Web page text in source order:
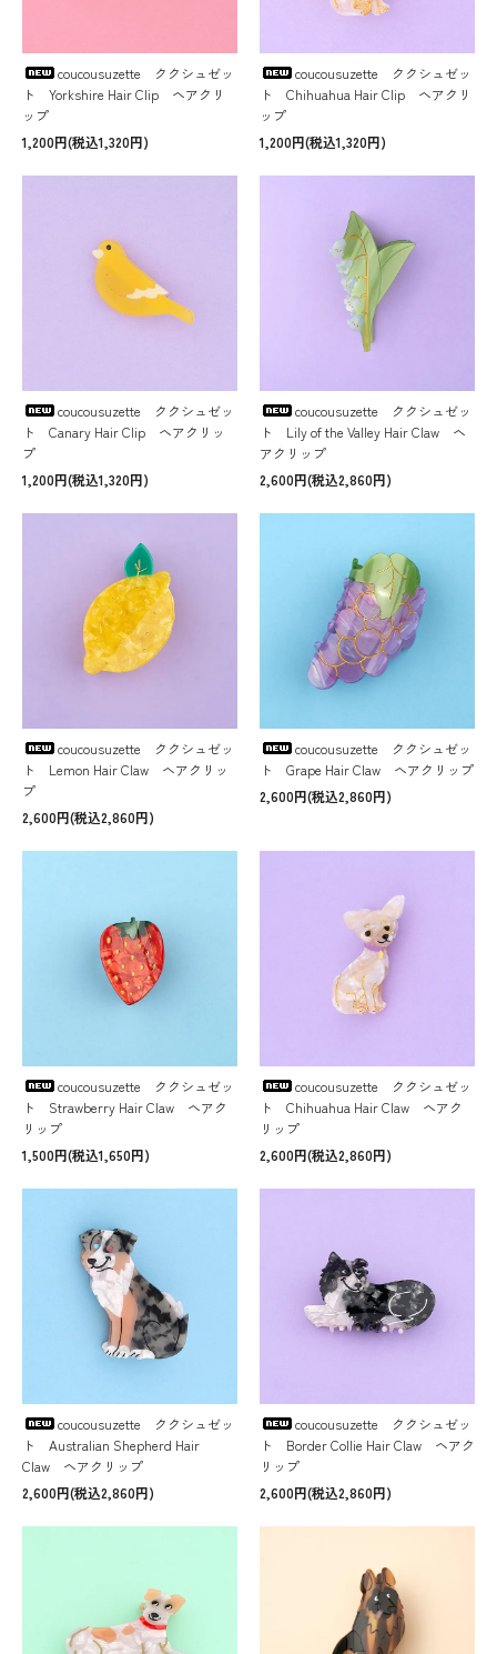
coucousuzette ククシュゼッ
ト Yorkshire Hair Clip ヘアクリ
ップ
1,200円(税込1,320円)
coucousuzette ククシュゼッ
ト Chihuahua Hair Clip ヘアクリ
ップ
1,200円(税込1,320円)
coucousuzette ククシュゼッ
ト Canary Hair Clip ヘアクリッ
プ
1,200円(税込1,320円)
coucousuzette ククシュゼッ
ト Lily of the Valley Hair Claw ヘ
アクリップ
2,600円(税込2,860円)
coucousuzette ククシュゼッ
ト Lemon Hair Claw ヘアクリッ
プ
2,600円(税込2,860円)
coucousuzette ククシュゼッ
ト Grape Hair Claw ヘアクリップ
2,600円(税込2,860円)
coucousuzette ククシュゼッ
ト Strawberry Hair Claw ヘアク
リップ
1,500円(税込1,650円)
coucousuzette ククシュゼッ
ト Chihuahua Hair Claw ヘアク
リップ
2,600円(税込2,860円)
coucousuzette ククシュゼッ
ト Australian Shepherd Hair
Claw ヘアクリップ
2,600円(税込2,860円)
coucousuzette ククシュゼッ
ト Border Collie Hair Claw ヘアク
リップ
2,600円(税込2,860円)